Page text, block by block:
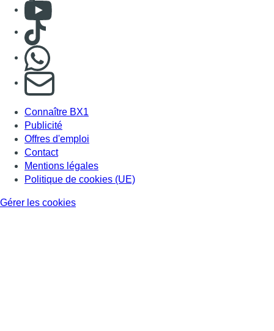
Consulter Youtube
Consulter TikTok
S'abonner à notre newsletter
Connaître BX1
Publicité
Offres d'emploi
Contact
Mentions légales
Politique de cookies (UE)
Gérer les cookies